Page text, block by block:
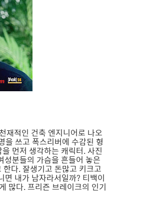
재적인 건축 엔지니어로 나오
을 쓰고 폭스리버에 수감된 형
먼저 생각하는 캐릭터. 사진
분들의 가슴을 흔들어 놓은
다. 잘생기고 돈많고 키크고
내가 남자라서일까? 티백이
많다. 프리즌 브레이크의 인기